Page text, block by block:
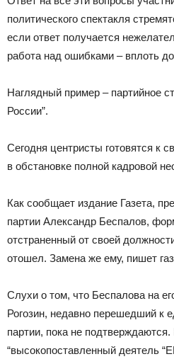
политического спектакля
если ответ получается
работа над ошибками – вплоть
Наглядный пример – партийное
России”.
Сегодня центристы готовятся к
в обстановке полной кадровой
Как сообщает издание Газета,
партии Александр Беспалов,
отстраненный от своей
отошел. Замена же ему, пишет
Слухи о том, что Беспалова на
Рогозин, недавно перешедший к
партии, пока не подтверждаются.
“высокопоставленный деятель